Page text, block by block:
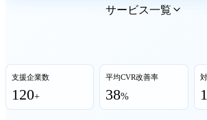
サービス一覧
支援企業数
120+
平均CVR改善率
38%